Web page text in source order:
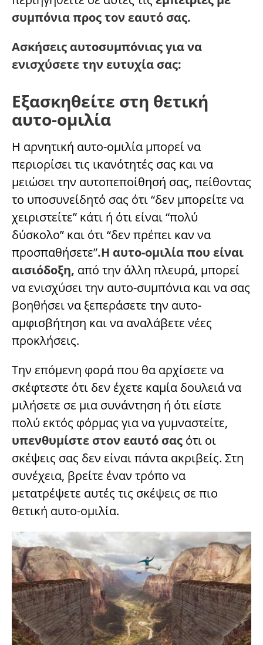
συμπόνια προς τον εαυτό σας.
Ασκήσεις αυτοσυμπόνιας για να
ενισχύσετε την ευτυχία σας:
Εξασκηθείτε στη θετική
αυτο-ομιλία
Η αρνητική αυτο-ομιλία μπορεί να
περιορίσει τις ικανότητές σας και να
μειώσει την αυτοπεποίθησή σας, πείθοντας
το υποσυνείδητό σας ότι “δεν μπορείτε να
χειριστείτε” κάτι ή ότι είναι “πολύ
δύσκολο” και ότι “δεν πρέπει καν να
προσπαθήσετε”.Η αυτο-ομιλία που είναι
αισιόδοξη, από την άλλη πλευρά, μπορεί
να ενισχύσει την αυτο-συμπόνια και να σας
βοηθήσει να ξεπεράσετε την αυτο-
αμφισβήτηση και να αναλάβετε νέες
προκλήσεις.
Την επόμενη φορά που θα αρχίσετε να
σκέφτεστε ότι δεν έχετε καμία δουλειά να
μιλήσετε σε μια συνάντηση ή ότι είστε
πολύ εκτός φόρμας για να γυμναστείτε,
υπενθυμίστε στον εαυτό σας ότι οι
σκέψεις σας δεν είναι πάντα ακριβείς. Στη
συνέχεια, βρείτε έναν τρόπο να
μετατρέψετε αυτές τις σκέψεις σε πιο
θετική αυτο-ομιλία.